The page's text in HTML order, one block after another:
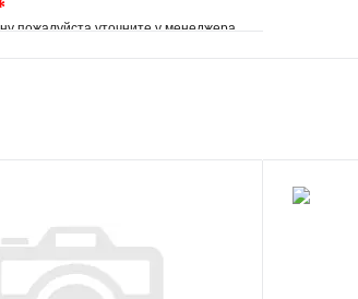
пожалуйста уточните у менеджера
Сравнение
В корзину